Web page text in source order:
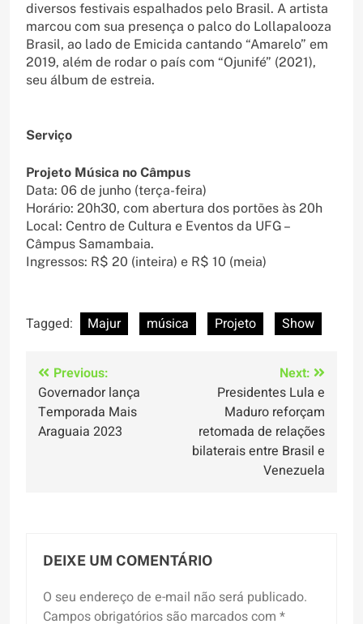
diversos festivais espalhados pelo Brasil. A artista
marcou com sua presença o palco do Lollapalooza
Brasil, ao lado de Emicida cantando “Amarelo” em
2019, além de rodar o país com “Ojunifé” (2021),
seu álbum de estreia.
Serviço
Projeto Música no Câmpus
Data: 06 de junho (terça-feira)
Horário: 20h30, com abertura dos portões às 20h
Local: Centro de Cultura e Eventos da UFG –
Câmpus Samambaia.
Ingressos: R$ 20 (inteira) e R$ 10 (meia)
Tagged: Majur música Projeto Show
Navegação
de
Post
Previous:
Governador lança
Temporada Mais
Araguaia 2023
Next:
Presidentes Lula e
Maduro reforçam
retomada de relações
bilaterais entre Brasil e
Venezuela
DEIXE UM COMENTÁRIO
O seu endereço de e-mail não será publicado.
Campos obrigatórios são marcados com *